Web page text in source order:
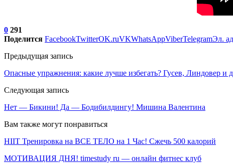
0 291
Поделится FacebookTwitterOK.ruVKWhatsAppViberTelegramЭл.
Предыдущая запись
Опасные упражнения: какие лучше избегать? Гусев, Линдовер и
Следующая запись
Нет — Бикини! Да — Бодибилдингу! Мишина Валентина
Вам также могут понравиться
HIIT Тренировка на ВСЕ ТЕЛО на 1 Час! Сжечь 500 калорий
МОТИВАЦИЯ ДНЯ! timestudy ru — онлайн фитнес клуб